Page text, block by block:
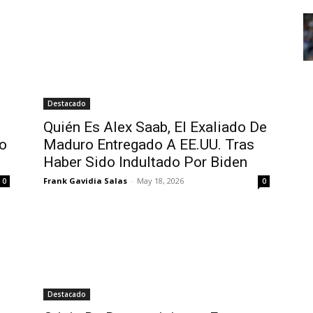
0
Destacado
Quién Es Alex Saab, El Exaliado De
Maduro Entregado A EE.UU. Tras
Haber Sido Indultado Por Biden
Frank Gavidia Salas - May 18, 2026 0
Destacado